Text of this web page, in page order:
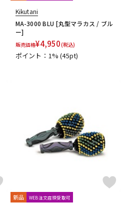
Kikutani
MA-3000 BLU [丸型マラカス / ブル
ー]
販売価格¥4,950(税込)
ポイント：1%(45pt)
新品 WEB注文店頭受取可